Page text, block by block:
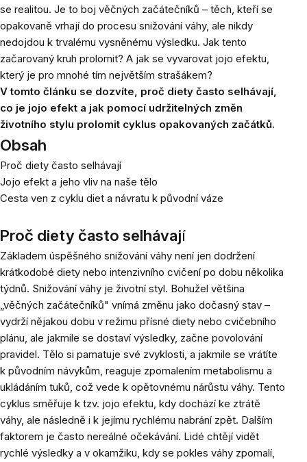
se realitou. Je to boj věčných začátečníků – těch, kteří se
opakovaně vrhají do procesu snižování váhy, ale nikdy
nedojdou k trvalému vysněnému výsledku. Jak tento
začarovaný kruh prolomit? A jak se vyvarovat jojo efektu,
který je pro mnohé tím největším strašákem?
V tomto článku se dozvíte, proč diety často selhávají,
co je jojo efekt a jak pomocí udržitelných změn
životního stylu prolomit cyklus opakovaných začátků.
Obsah
Proč diety často selhávají
Jojo efekt a jeho vliv na naše tělo
Cesta ven z cyklu diet a návratu k původní váze
Proč diety často selhávají
Základem úspěšného snižování váhy není jen dodržení
krátkodobé diety nebo intenzivního cvičení po dobu několika
týdnů. Snižování váhy je životní styl. Bohužel většina
„věčných začátečníků" vnímá změnu jako dočasný stav –
vydrží nějakou dobu v režimu přísné diety nebo cvičebního
plánu, ale jakmile se dostaví výsledky, začne povolování
pravidel. Tělo si pamatuje své zvyklosti, a jakmile se vrátíte
k původním návykům, reaguje zpomalením metabolismu a
ukládáním tuků, což vede k opětovnému nárůstu váhy. Tento
cyklus směřuje k tzv. jojo efektu, kdy dochází ke ztrátě
váhy, ale následně i k jejímu rychlému nabrání zpět. Dalším
faktorem je často nereálné očekávání. Lidé chtějí vidět
rychlé výsledky a v okamžiku, kdy se pokles váhy zpomalí,